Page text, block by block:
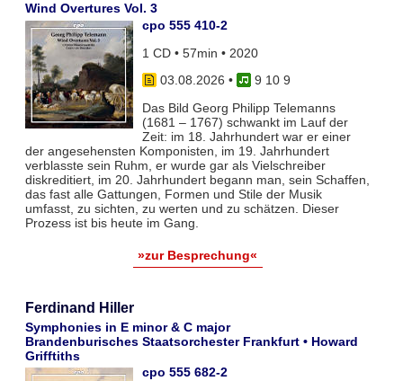
Wind Overtures Vol. 3
cpo 555 410-2
1 CD • 57min • 2020
03.08.2026 •
9 10 9
Das Bild Georg Philipp Telemanns
(1681 – 1767) schwankt im Lauf der
Zeit: im 18. Jahrhundert war er einer
der angesehensten Komponisten, im 19. Jahrhundert
verblasste sein Ruhm, er wurde gar als Vielschreiber
diskreditiert, im 20. Jahrhundert begann man, sein Schaffen,
das fast alle Gattungen, Formen und Stile der Musik
umfasst, zu sichten, zu werten und zu schätzen. Dieser
Prozess ist bis heute im Gang.
»zur Besprechung«
Ferdinand Hiller
Symphonies in E minor & C major
Brandenburisches Staatsorchester Frankfurt • Howard
Grifftiths
cpo 555 682-2